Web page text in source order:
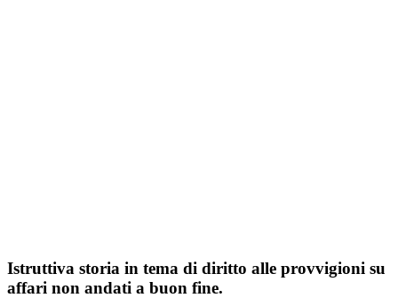
Istruttiva storia in tema di diritto alle provvigioni su
affari non andati a buon fine.